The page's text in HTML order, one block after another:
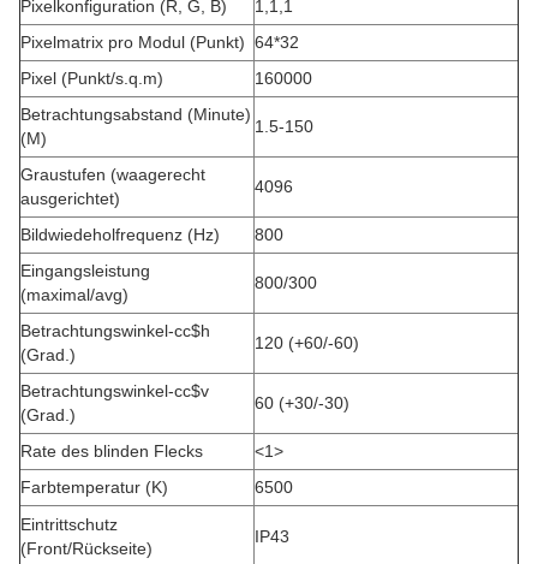
Pixelkonfiguration (R, G, B)
1,1,1
Pixelmatrix pro Modul (Punkt) 64*32
Pixel (Punkt/s.q.m)
160000
Betrachtungsabstand (Minute)
(M)
1.5-150
Graustufen (waagerecht
ausgerichtet)
4096
Bildwiedeholfrequenz (Hz)
800
Eingangsleistung
(maximal/avg)
800/300
Betrachtungswinkel-cc$h
(Grad.)
120 (+60/-60)
Betrachtungswinkel-cc$v
(Grad.)
60 (+30/-30)
Rate des blinden Flecks
<1>
Farbtemperatur (K)
6500
Eintrittschutz
(Front/Rückseite)
IP43